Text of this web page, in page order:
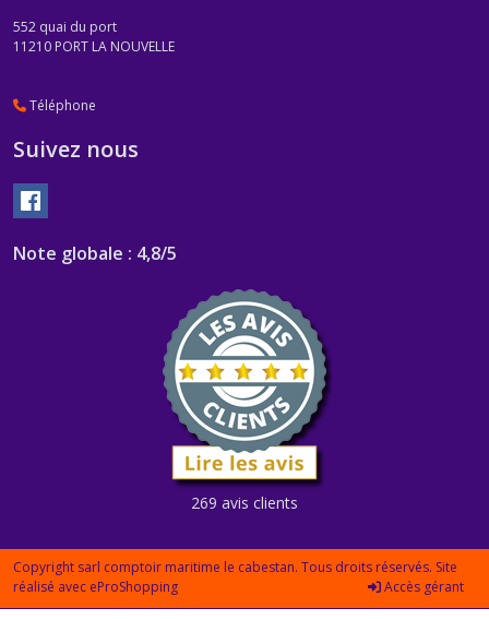
552 quai du port
11210 PORT LA NOUVELLE
Téléphone
Suivez nous
Note globale : 4,8/5
269 avis clients
Copyright sarl comptoir maritime le cabestan. Tous droits réservés. Site
réalisé avec eProShopping Accès gérant